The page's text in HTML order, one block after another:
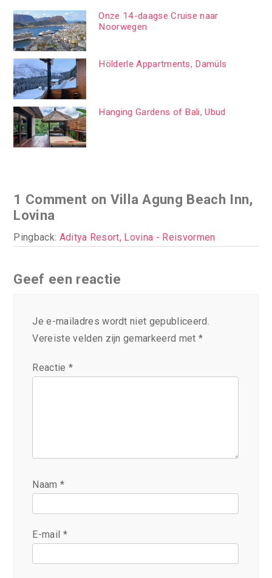
Onze 14-daagse Cruise naar
Noorwegen
Hölderle Appartments, Damüls
Hanging Gardens of Bali, Ubud
1 Comment on Villa Agung Beach Inn,
Lovina
Pingback: Aditya Resort, Lovina - Reisvormen
Geef een reactie
Je e-mailadres wordt niet gepubliceerd.
Vereiste velden zijn gemarkeerd met *
Reactie *
Naam*
E-mail *